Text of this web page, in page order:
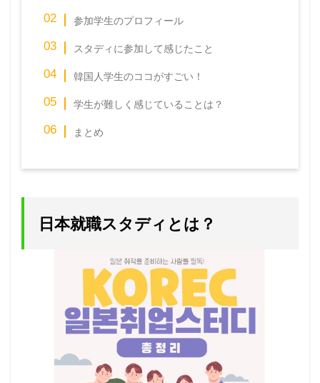
参加学生のプロフィール
スタディに参加して感じたこと
韓国人学生のココがすごい！
学生が難しく感じていることは？
まとめ
日本就職スタディとは？